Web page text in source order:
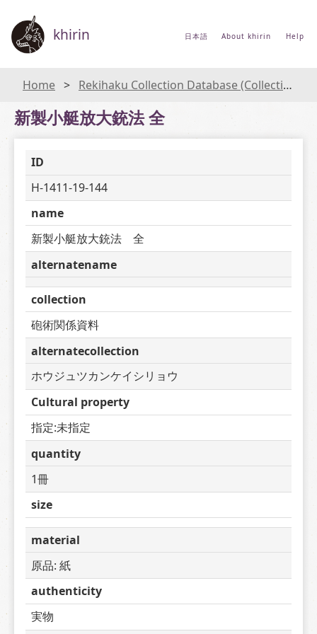
khirin 日本語 About khirin Help
Home Rekihaku Collection Database (Collections Database of the National Museum of Japanese History)
新製小艇放大銃法 全
ID
H-1411-19-144
name
新製小艇放大銃法　全
alternatename
collection
砲術関係資料
alternatecollection
ホウジュツカンケイシリョウ
Cultural property
指定:未指定
quantity
1冊
size
material
原品: 紙
authenticity
実物